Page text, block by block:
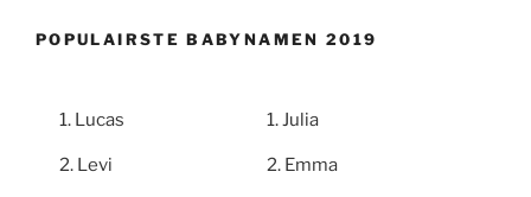
POPULAIRSTE BABYNAMEN 2019
Lucas
Levi
Julia
Emma